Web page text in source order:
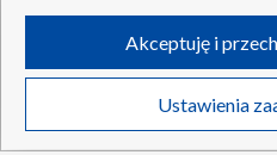
Transmisje
Akademia
Centrum
©2026 Telewizja Polska
ruchu w Internecie.
Twoje dane osobowe zbierane
poszczególnych serwisówna Portalu,
Ustawienia
Akceptuję i